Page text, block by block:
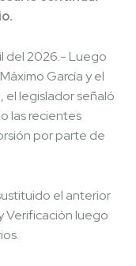
del 2026.- Luego
García y el
el legislador señaló
las recientes
por parte de
el anterior
Verificación luego